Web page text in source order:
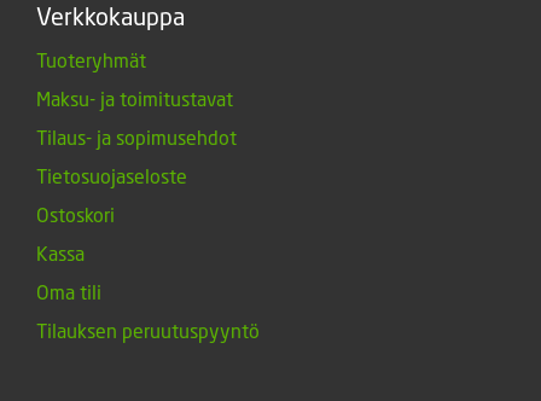
Verkkokauppa
Tuoteryhmät
Maksu- ja toimitustavat
Tilaus- ja sopimusehdot
Tietosuojaseloste
Ostoskori
Kassa
Oma tili
Tilauksen peruutuspyyntö